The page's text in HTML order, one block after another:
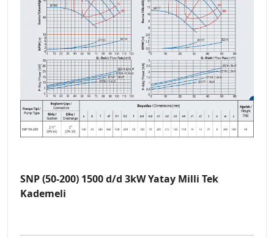
SNP (50-200) 1500 d/d 3kW Yatay Milli Tek
Kademeli